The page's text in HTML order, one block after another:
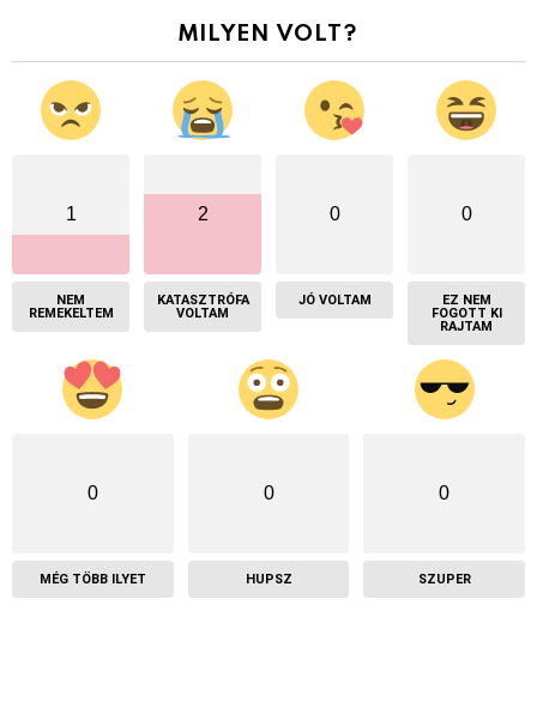
MILYEN VOLT?
1
NEM
REMEKELTEM
2
KATASZTRÓFA
VOLTAM
0
JÓ VOLTAM
0
EZ NEM
FOGOTT KI
RAJTAM
0
MÉG TÖBB ILYET
0
HUPSZ
0
SZUPER